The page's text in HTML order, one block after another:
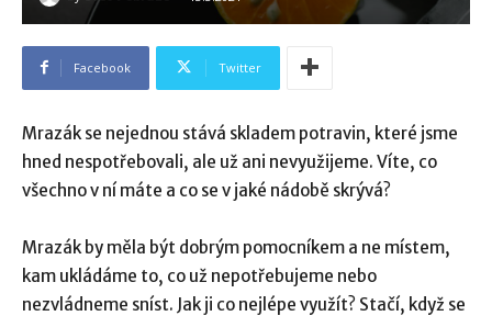
Facebook Twitter
Mrazák se nejednou stává skladem potravin, které jsme
hned nespotřebovali, ale už ani nevyužijeme. Víte, co
všechno v ní máte a co se v jaké nádobě skrývá?
Mrazák by měla být dobrým pomocníkem a ne místem,
kam ukládáme to, co už nepotřebujeme nebo
nezvládneme sníst. Jak ji co nejlépe využít? Stačí, když se